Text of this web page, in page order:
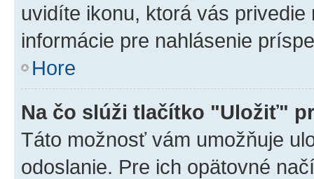
uvidíte ikonu, ktorá vás
informácie pre nahlásenie
Hore
Na čo slúži tlačítko "Uložiť"
Táto možnosť vám umožňuje
odoslanie. Pre ich opätovné